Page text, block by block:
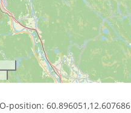
position: 60.896051,12.607686